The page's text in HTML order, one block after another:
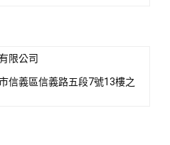
限公司
信義區信義路五段7號13樓之